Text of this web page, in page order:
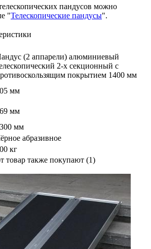
пандусов можно
"Телескопические пандусы".
(2 аппарели) алюминиевый
2-х секционный с
покрытием 1400 мм
мм
мм
мм
абразивное
кг
товар также покупают (1)